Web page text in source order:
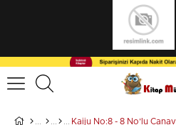
Kaiju No:8 - 8 No’lu